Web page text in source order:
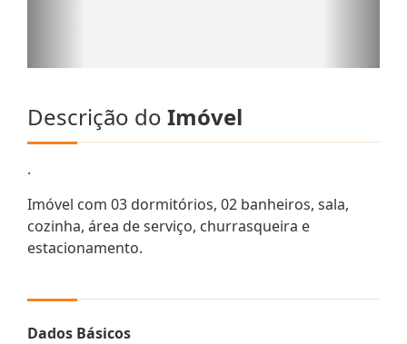
Descrição do Imóvel
.
Imóvel com 03 dormitórios, 02 banheiros, sala,
cozinha, área de serviço, churrasqueira e
estacionamento.
Dados Básicos